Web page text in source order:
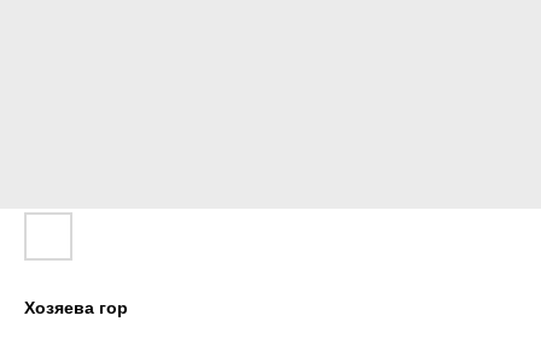
Хозяева гор